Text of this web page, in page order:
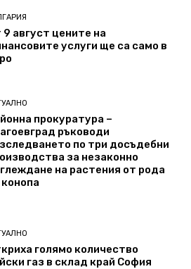
9 август цените на
услуги ще са само в
прокуратура –
ръководи
по три досъдебни
за незаконно
на растения от рода
конопа
голямо количество
газ в склад край София